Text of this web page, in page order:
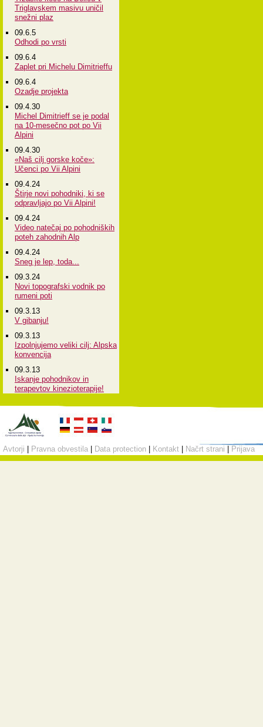
Triglavskem masivu uničil
snežni plaz
09.6.5
Odhodi po vrsti
09.6.4
Zaplet pri Michelu Dimitrieffu
09.6.4
Ozadje projekta
09.4.30
Michel Dimitrieff se je podal
na 10-mesečno pot po Vii
Alpini
09.4.30
«Naš cilj gorske koče»:
Učenci po Vii Alpini
09.4.24
Štirje novi pohodniki, ki se
odpravljajo po Vii Alpini!
09.4.24
Video natečaj po pohodniških
poteh zahodnih Alp
09.4.24
Sneg je lep, toda...
09.3.24
Novi topografski vodnik po
rumeni poti
09.3.13
V gibanju!
09.3.13
Izpolnjujemo veliki cilj: Alpska
konvencija
09.3.13
Iskanje pohodnikov in
terapevtov kinezioterapije!
Avtorji Pravna obvestila Data protection Kontakt Načrt strani Prijava